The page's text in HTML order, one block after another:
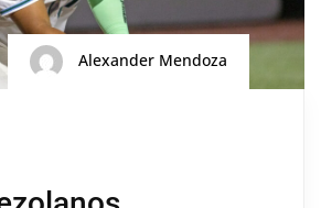
Alexander Mendoza